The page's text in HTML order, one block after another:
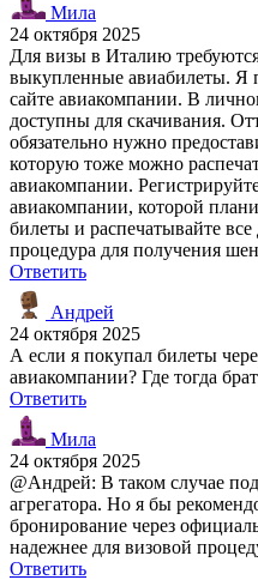
Мила
24 октября 2025
Для визы в Италию
выкупленные авиабилеты. Я
сайте авиакомпании. В
доступны для скачивания.
обязательно нужно
которую тоже можно
авиакомпании.
авиакомпании, которой
билеты и распечатывайте
процедура для получения
Ответить
Андрей
24 октября 2025
А если я покупал билеты
авиакомпании? Где тогда
Ответить
Мила
24 октября 2025
@Андрей: В таком случае
агрегатора. Но я бы
бронирование через
надежнее для визовой
Ответить